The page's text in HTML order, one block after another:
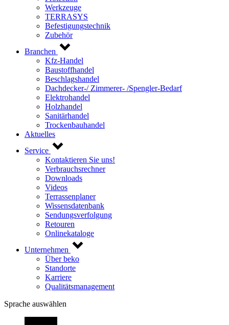
Werkzeuge
TERRASYS
Befestigungstechnik
Zubehör
Branchen
Kfz-Handel
Baustoffhandel
Beschlagshandel
Dachdecker-/ Zimmerer- /Spengler-Bedarf
Elektrohandel
Holzhandel
Sanitärhandel
Trockenbauhandel
Aktuelles
Service
Kontaktieren Sie uns!
Verbrauchsrechner
Downloads
Videos
Terrassenplaner
Wissensdatenbank
Sendungsverfolgung
Retouren
Onlinekataloge
Unternehmen
Über beko
Standorte
Karriere
Qualitätsmanagement
Sprache auswählen